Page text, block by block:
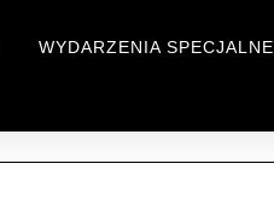
WYDARZENIA SPECJALNE